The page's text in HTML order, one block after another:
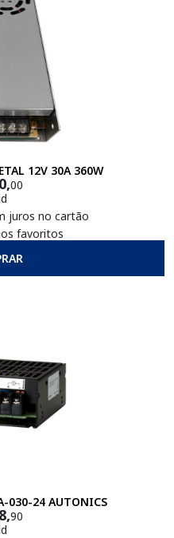
12V 30A 360W
00
juros no cartão
favoritos
030-24 AUTONICS
90